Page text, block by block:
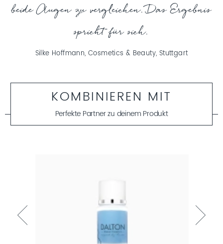
beide Augen zu vergleichen. Das Ergebnis
spricht für sich.
Silke Hoffmann, Cosmetics & Beauty, Stuttgart
KOMBINIEREN MIT
Perfekte Partner zu deinem Produkt